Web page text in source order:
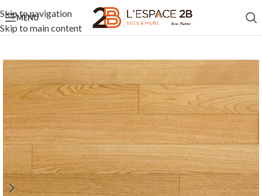
Skip to navigation
Skip to main content
MENU